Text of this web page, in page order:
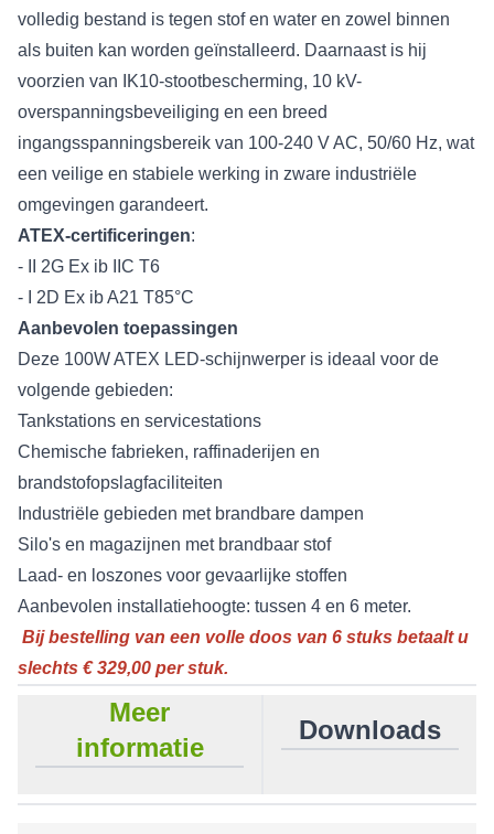
volledig bestand is tegen stof en water en zowel binnen
als buiten kan worden geïnstalleerd. Daarnaast is hij
voorzien van IK10-stootbescherming, 10 kV-
overspanningsbeveiliging en een breed
ingangsspanningsbereik van 100-240 V AC, 50/60 Hz, wat
een veilige en stabiele werking in zware industriële
omgevingen garandeert.
ATEX-certificeringen:
- II 2G Ex ib IIC T6
- I 2D Ex ib A21 T85°C
Aanbevolen toepassingen
Deze 100W ATEX LED-schijnwerper is ideaal voor de
volgende gebieden:
Tankstations en servicestations
Chemische fabrieken, raffinaderijen en
brandstofopslagfaciliteiten
Industriële gebieden met brandbare dampen
Silo's en magazijnen met brandbaar stof
Laad- en loszones voor gevaarlijke stoffen
Aanbevolen installatiehoogte: tussen 4 en 6 meter.
Bij bestelling van een volle doos van 6 stuks betaalt u
slechts € 329,00 per stuk.
Meer
informatie
Downloads